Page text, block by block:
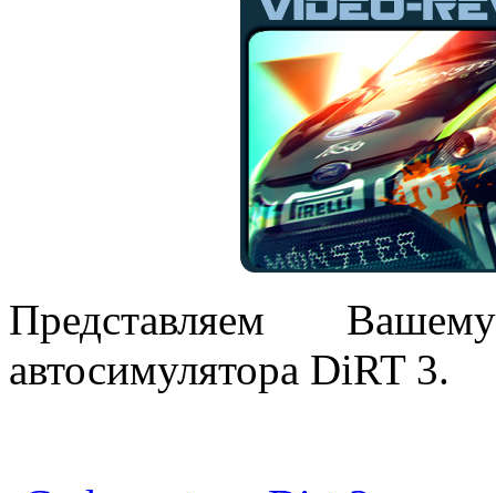
Представляем
автосимулятора DiRT 3.